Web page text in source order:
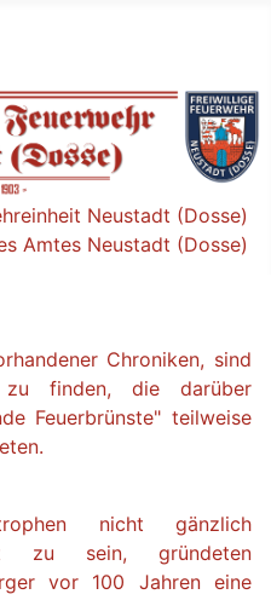
Neustadt (Dosse)
Amtes Neustadt (Dosse)
Chroniken, sind
zu finden, die darüber
Feuerbrünste" teilweise
nicht gänzlich
zu sein, gründeten
vor 100 Jahren eine